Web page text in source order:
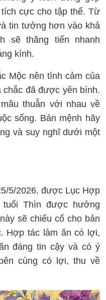
cực cho tập thể. Từ
tin tưởng hơn vào khả
sẽ thăng tiến nhanh
kính.
Mộc nên tình cảm của
đã được yên bình.
thuẫn với nhau về
sống. Bản mệnh hãy
và suy nghĩ dưới một
5/2026, được Lục Hợp
Thìn được hưởng
sẽ chiếu cố cho bản
Hợp tác làm ăn có lợi,
đáng tin cậy và có ý
cùng có lợi, thu về